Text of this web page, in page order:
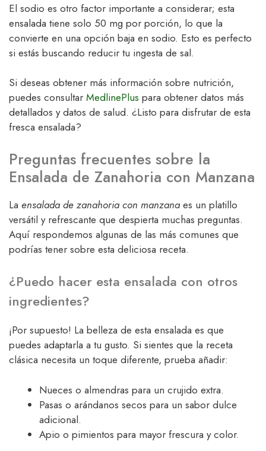
El sodio es otro factor importante a considerar; esta
ensalada tiene solo 50 mg por porción, lo que la
convierte en una opción baja en sodio. Esto es perfecto
si estás buscando reducir tu ingesta de sal.
Si deseas obtener más información sobre nutrición,
puedes consultar MedlinePlus para obtener datos más
detallados y datos de salud. ¿Listo para disfrutar de esta
fresca ensalada?
Preguntas frecuentes sobre la
Ensalada de Zanahoria con Manzana
La ensalada de zanahoria con manzana es un platillo
versátil y refrescante que despierta muchas preguntas.
Aquí respondemos algunas de las más comunes que
podrías tener sobre esta deliciosa receta.
¿Puedo hacer esta ensalada con otros
ingredientes?
¡Por supuesto! La belleza de esta ensalada es que
puedes adaptarla a tu gusto. Si sientes que la receta
clásica necesita un toque diferente, prueba añadir:
Nueces o almendras para un crujido extra.
Pasas o arándanos secos para un sabor dulce
adicional.
Apio o pimientos para mayor frescura y color.